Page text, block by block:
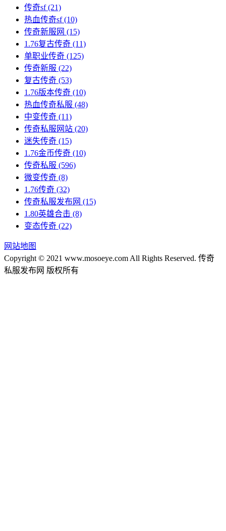
传奇sf(21)
热血传奇sf(10)
传奇新服网 (15)
1.76复古传奇 (11)
单职业传奇 (125)
传奇新服 (22)
复古传奇 (53)
1.76版本传奇 (10)
热血传奇私服 (48)
中变传奇 (11)
传奇私服网站 (20)
迷失传奇 (15)
1.76金币传奇 (10)
传奇私服 (596)
微变传奇 (8)
1.76传奇 (32)
传奇私服发布网 (15)
1.80英雄合击 (8)
变态传奇 (22)
网站地图
Copyright © 2021 www.mosoeye.com All Rights Reserved. 传奇
私服发布网 版权所有